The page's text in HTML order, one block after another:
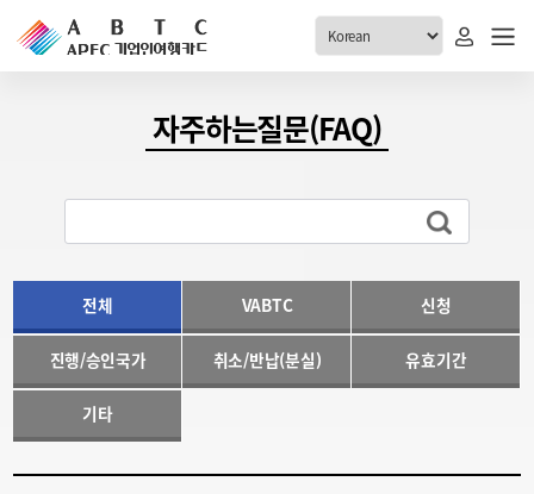
ABTC 전체메뉴
발급 자격요건
신규발급 안내
재발급 안내
취소/반납 안내
고객센터
공지사항
자주하는질문(FAQ)
전체 VABTC 신청
진행/승인국가 취소/반납(분실) 유효기간
기타